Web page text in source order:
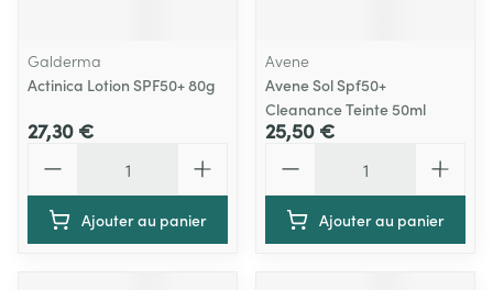
Galderma
Actinica Lotion SPF50+ 80g
27,30 €
Ajouter au panier
Avene
Avene Sol Spf50+
Cleanance Teinte 50ml
25,50 €
Ajouter au panier